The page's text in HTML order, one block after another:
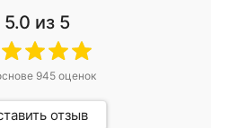
5.0 из 5
945оценок
отзыв